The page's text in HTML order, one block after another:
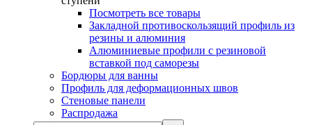
Посмотреть все товары
Закладной противоскользящий профиль из
резины и алюминия
Алюминиевые профили с резиновой
вставкой под саморезы
Бордюры для ванны
Профиль для деформационных швов
Стеновые панели
Распродажа